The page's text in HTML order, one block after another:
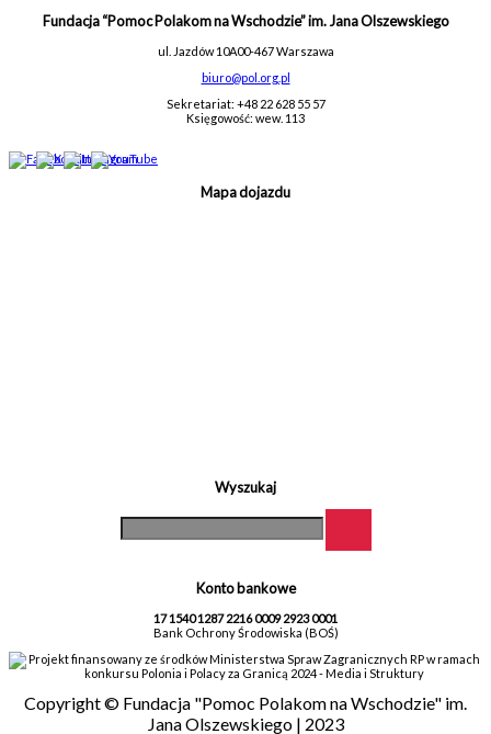
Fundacja “Pomoc Polakom na Wschodzie” im. Jana Olszewskiego
ul. Jazdów 10A00-467 Warszawa
biuro@pol.org.pl
Sekretariat: +48 22 628 55 57
Księgowość: wew. 113
Mapa dojazdu
Wyszukaj
Konto bankowe
17 1540 1287 2216 0009 2923 0001
Bank Ochrony Środowiska (BOŚ)
Projekt finansowany ze środków Ministerstwa Spraw Zagranicznych RP w ramach
konkursu Polonia i Polacy za Granicą 2024 - Media i Struktury
Copyright © Fundacja "Pomoc Polakom na Wschodzie" im.
Jana Olszewskiego | 2023